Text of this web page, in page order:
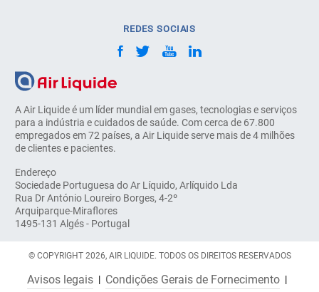
A Air Liquide é um líder mundial em gases, tecnologias e serviços
para a indústria e cuidados de saúde. Com cerca de 67.800
empregados em 72 países, a Air Liquide serve mais de 4 milhões
de clientes e pacientes.
Endereço
Sociedade Portuguesa do Ar Líquido, Arlíquido Lda
Rua Dr António Loureiro Borges, 4-2º
Arquiparque-Miraflores
1495-131 Algés - Portugal
REDES SOCIAIS
© COPYRIGHT 2026, AIR LIQUIDE. TODOS OS DIREITOS RESERVADOS
Avisos legais Condições Gerais de Fornecimento